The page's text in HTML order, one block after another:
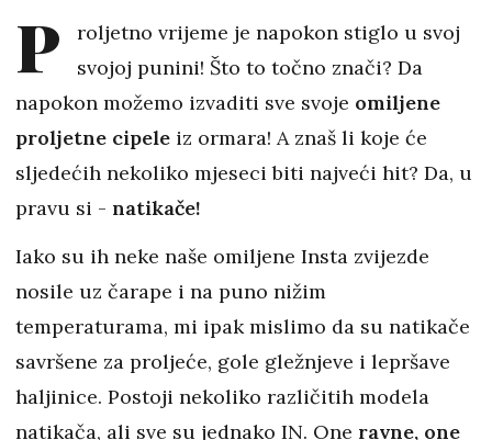
P
roljetno vrijeme je napokon stiglo u svoj
svojoj punini! Što to točno znači? Da
napokon možemo izvaditi sve svoje omiljene
proljetne cipele iz ormara! A znaš li koje će
sljedećih nekoliko mjeseci biti najveći hit? Da, u
pravu si - natikače!
Iako su ih neke naše omiljene Insta zvijezde
nosile uz čarape i na puno nižim
temperaturama, mi ipak mislimo da su natikače
savršene za proljeće, gole gležnjeve i lepršave
haljinice. Postoji nekoliko različitih modela
natikača, ali sve su jednako IN. One ravne, one